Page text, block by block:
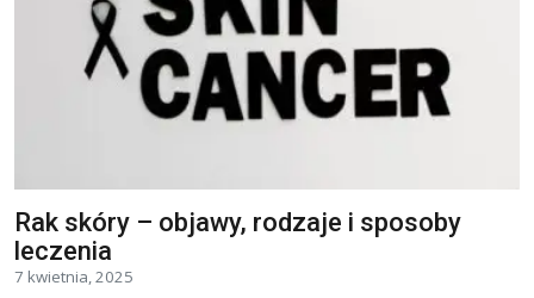
Rak skóry – objawy, rodzaje i sposoby
leczenia
7 kwietnia, 2025